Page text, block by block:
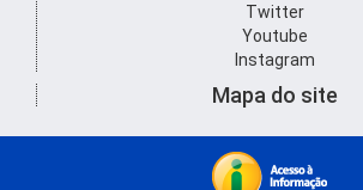
Twitter
Youtube
Instagram
Mapa do site